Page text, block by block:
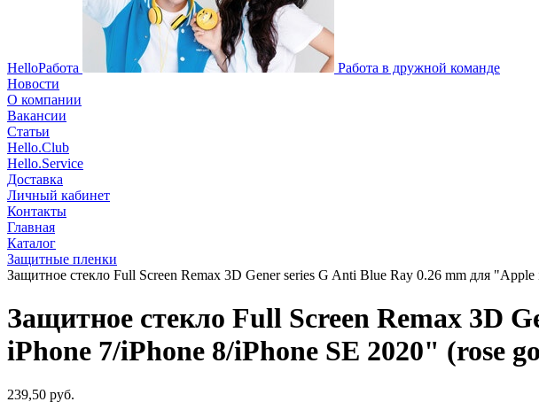
HelloРабота
Работа в дружной команде
Новости
О компании
Вакансии
Статьи
Hello.Club
Hello.Service
Доставка
Личный кабинет
Контакты
Главная
Каталог
Защитные пленки
Защитное стекло Full Screen Remax 3D Gener series G Anti Blue Ray 0.26 mm для
Защитное стекло Full Screen Remax 3D
iPhone 7/iPhone 8/iPhone SE 2020" (rose
239,50 руб.